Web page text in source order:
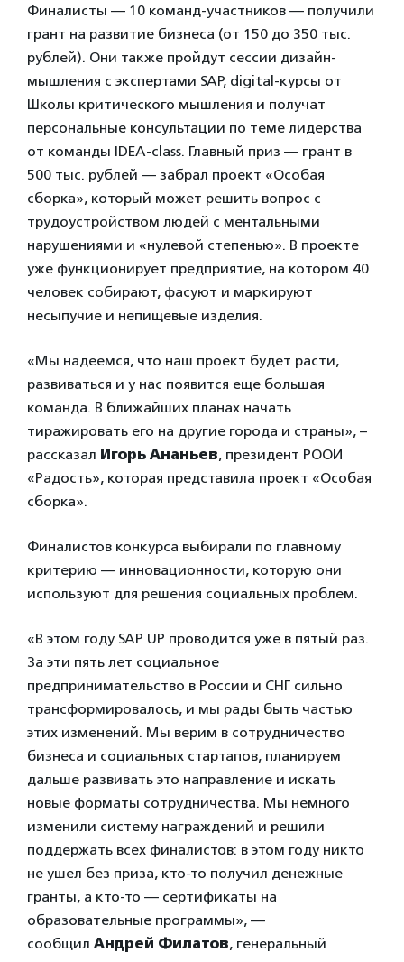
Финалисты — 10 команд-участников — получили
грант на развитие бизнеса (от 150 до 350 тыс.
рублей). Они также пройдут сессии дизайн-
мышления с экспертами SAP, digital-курсы от
Школы критического мышления и получат
персональные консультации по теме лидерства
от команды IDEA-class. Главный приз — грант в
500 тыс. рублей — забрал проект «Особая
сборка», который может решить вопрос с
трудоустройством людей с ментальными
нарушениями и «нулевой степенью». В проекте
уже функционирует предприятие, на котором 40
человек собирают, фасуют и маркируют
несыпучие и непищевые изделия.
«Мы надеемся, что наш проект будет расти,
развиваться и у нас появится еще большая
команда. В ближайших планах начать
тиражировать его на другие города и страны», –
рассказал Игорь Ананьев, президент РООИ
«Радость», которая представила проект «Особая
сборка».
Финалистов конкурса выбирали по главному
критерию — инновационности, которую они
используют для решения социальных проблем.
«В этом году SAP UP проводится уже в пятый раз.
За эти пять лет социальное
предпринимательство в России и СНГ сильно
трансформировалось, и мы рады быть частью
этих изменений. Мы верим в сотрудничество
бизнеса и социальных стартапов, планируем
дальше развивать это направление и искать
новые форматы сотрудничества. Мы немного
изменили систему награждений и решили
поддержать всех финалистов: в этом году никто
не ушел без приза, кто-то получил денежные
гранты, а кто-то — сертификаты на
образовательные программы», —
сообщил Андрей Филатов, генеральный